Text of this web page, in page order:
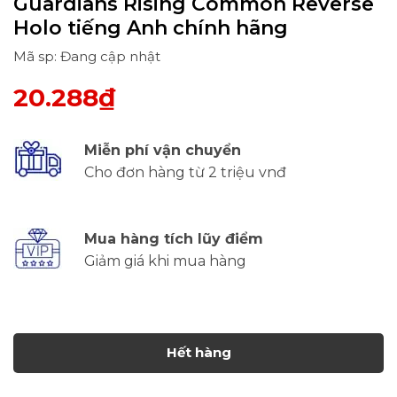
Holo tiếng Anh chính hãng
Mã sp: Đang cập nhật
20.288₫
Miễn phí vận chuyển
Cho đơn hàng từ 2 triệu vnđ
Mua hàng tích lũy điểm
Giảm giá khi mua hàng
Hết hàng